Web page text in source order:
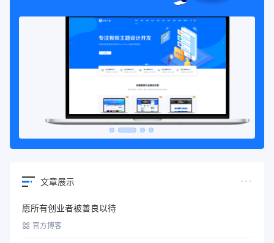
文章展示
愿所有创业者被善良以待
官方博客